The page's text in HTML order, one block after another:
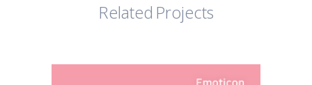
Related Projects